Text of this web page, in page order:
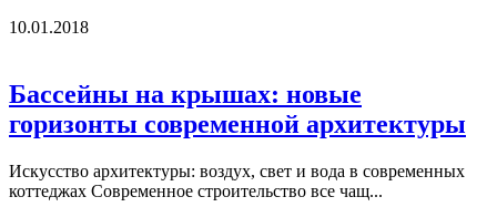
10.01.2018
Бассейны на крышах: новые
горизонты современной архитектуры
Искусство архитектуры: воздух, свет и вода в современных
коттеджах Современное строительство все чащ...